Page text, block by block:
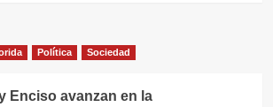
Política Sociedad
Enciso avanzan en la